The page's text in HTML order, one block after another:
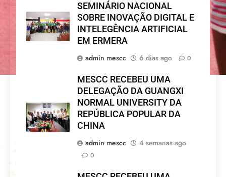
SEMINÁRIO NACIONAL
SOBRE INOVAÇÃO DIGITAL E
INTELEGÊNCIA ARTIFICIAL
EM ERMERA
admin mescc
6 dias ago 0
MESCC RECEBEU UMA
DELEGAÇÃO DA GUANGXI
NORMAL UNIVERSITY DA
REPÚBLICA POPULAR DA
CHINA
admin mescc
4 semanas ago
0